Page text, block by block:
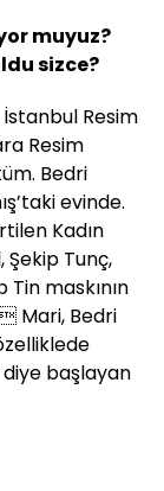
muyuz?
sizce?
İstanbul Resim
Resim
Bedri
evinde.
Kadın
Şekip Tunç,
maskının
Mari, Bedri
başlayan